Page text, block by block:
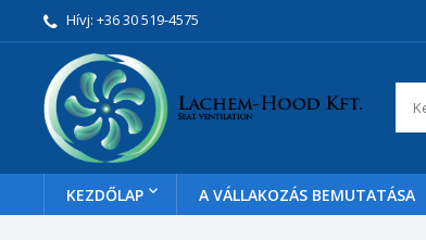
Hívj: +36 30 519-4575
KEZDŐLAP A VÁLLAKOZÁS BEMUTATÁSA